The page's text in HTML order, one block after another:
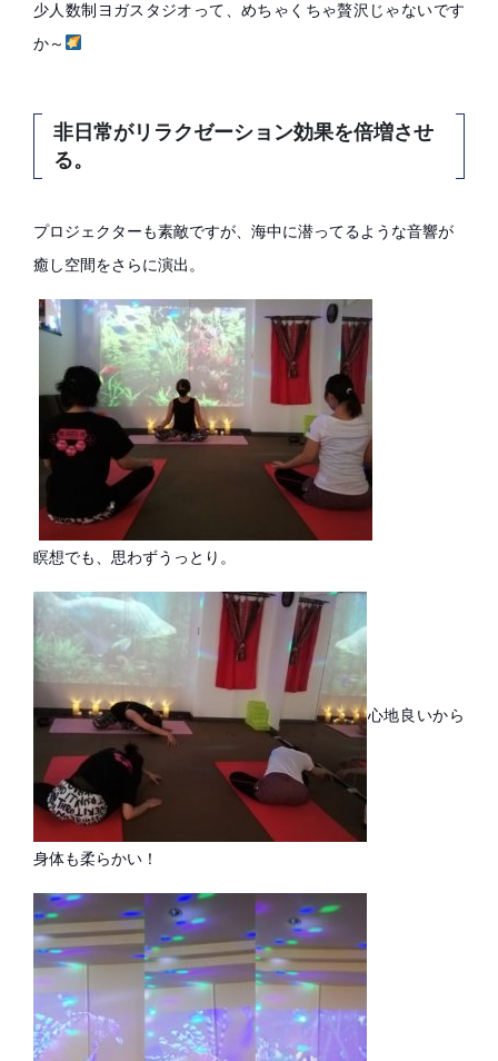
少人数制ヨガスタジオって、めちゃくちゃ贅沢じゃないです
か～
非日常がリラクゼーション効果を倍増させ
る。
プロジェクターも素敵ですが、海中に潜ってるような音響が
癒し空間をさらに演出。
瞑想でも、思わずうっとり。
心地良いから
身体も柔らかい！